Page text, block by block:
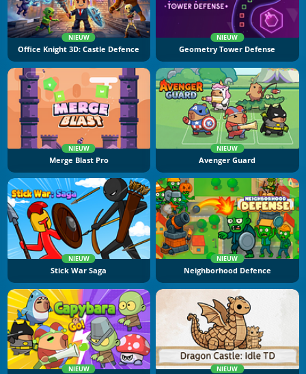
NIEUW
Office Knight 3D: Castle Defence
NIEUW
Geometry Tower Defense
NIEUW
Merge Blast Pro
NIEUW
Avenger Guard
NIEUW
Stick War Saga
NIEUW
Neighborhood Defence
NIEUW NIEUW